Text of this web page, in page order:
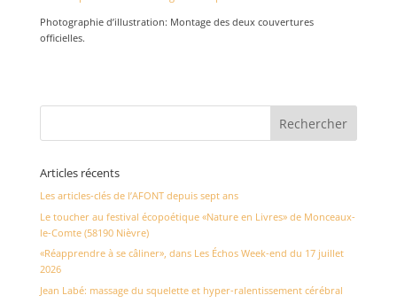
Photographie d’illustration: Montage des deux couvertures
officielles.
Articles récents
Les articles-clés de l’AFONT depuis sept ans
Le toucher au festival écopoétique «Nature en Livres» de Monceaux-
le-Comte (58190 Nièvre)
«Réapprendre à se câliner», dans Les Échos Week-end du 17 juillet
2026
Jean Labé: massage du squelette et hyper-ralentissement cérébral